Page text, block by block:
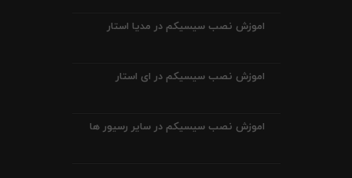
اموزش نصب سیسیکم در مدیا استار
اموزش نصب سیسیکم در ای استار
اموزش نصب سیسیکم در سایر رسیور ها